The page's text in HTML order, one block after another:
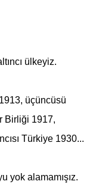
ülkeyiz.
üçüncüsü
Birliği 1917,
Türkiye 1930...
yok alamamışız.